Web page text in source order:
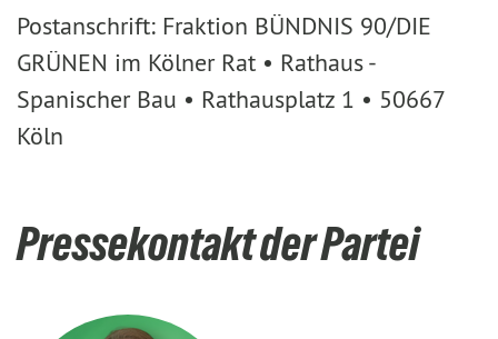
Postanschrift: Fraktion BÜNDNIS 90/DIE
GRÜNEN im Kölner Rat • Rathaus -
Spanischer Bau • Rathausplatz 1 • 50667
Köln
Pressekontakt der Partei